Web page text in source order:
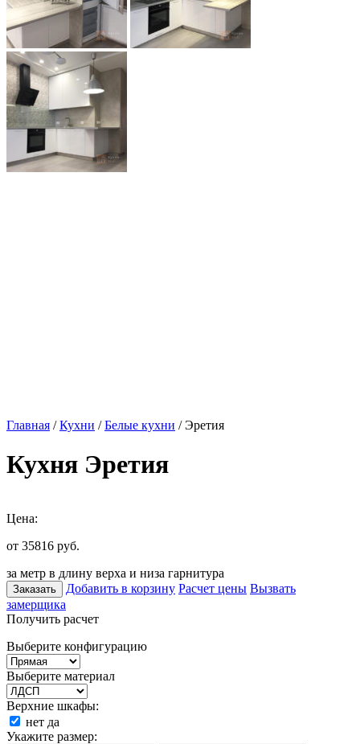
Главная /Кухни /Белые кухни / Эретия
Кухня Эретия
Цена:
от 35816 руб.
за метр в длину верха и низа гарнитура
Заказать Добавить в корзину Расчет цены Вызвать
замерщика
Получить расчет
Выберите конфигурацию
Выберите материал
Верхние шкафы:
нет да
Укажите размер: